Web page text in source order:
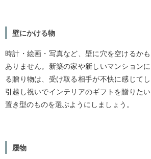
壁にかける物
時計・絵画・写真など、壁に穴を空けるか
ありません。新築の家や新しいマンション
る贈り物は、受け取る相手が不快に感じて
引越し祝いでインテリアのギフトを贈りた
置き型のものを選ぶようにしましょう。
履物